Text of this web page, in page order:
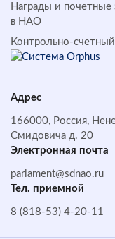
Награды и почетные
в НАО
Контрольно-
Адрес
166000, Россия,
Смидовича д. 20
Электронная почта
parlament@sdnao.ru
Тел. приемной
8 (818-53) 4-20-11